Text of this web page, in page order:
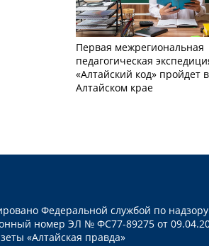
Первая межрегиональная
педагогическая
«Алтайский код» пройдет в
Алтайском крае
Федеральной службой по
номер ЭЛ № ФС77-89275 от
«Алтайская правда»